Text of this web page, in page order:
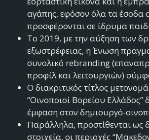
αγάπης, εφόσον όλα τα έσοδα
προσφέρονται σε ίδρυμα
Το 2019, με την αύξηση των
εξωστρέφειας, η Ένωση
συνολικό rebranding
προφίλ και λειτουργιών)
Ο διακριτικός τίτλος
“Οινοποιοί Βορείου Ελλάδος”
έμφαση στον δημιουργό-
Παράλληλα, προστίθενται ως
στοιχεία, οι περιοχές